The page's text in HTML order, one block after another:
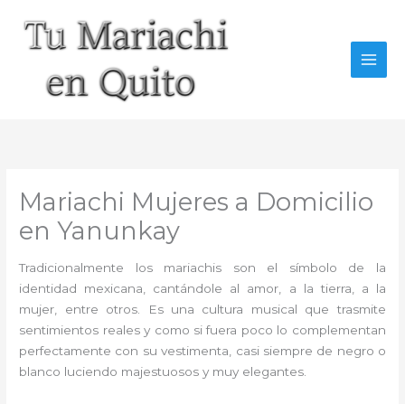
contenido
Mariachi Mujeres a Domicilio
en Yanunkay
Tradicionalmente los mariachis son el símbolo de la
identidad mexicana, cantándole al amor, a la tierra, a la
mujer, entre otros. Es una cultura musical que trasmite
sentimientos reales y como si fuera poco lo complementan
perfectamente con su vestimenta, casi siempre de negro o
blanco luciendo majestuosos y muy elegantes.